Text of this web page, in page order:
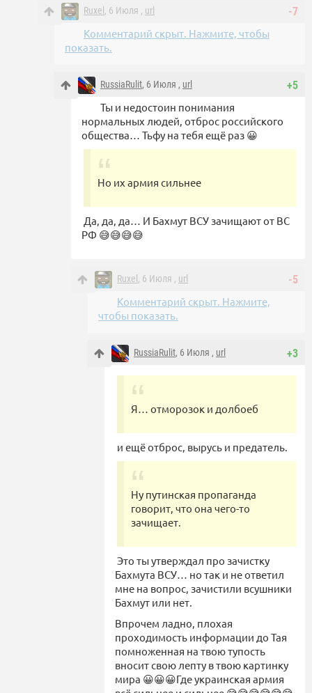
-7
Ruxel , 6 Июля , url
Комментарий скрыт. Нажмите, чтобы
показать.
+5
RussiaRulit, 6 Июля , url
Ты и недостоин понимания
нормальных людей, отброс российского
общества… Тьфу на тебя ещё раз 😀
Но их армия сильнее
Да, да, да… И Бахмут ВСУ зачищают от ВС
РФ 😅😅😅😅
-5
Ruxel , 6 Июля , url
Комментарий скрыт. Нажмите,
чтобы показать.
+3
RussiaRulit, 6 Июля , url
Я… отморозок и долбоеб
и ещё отброс, вырусь и предатель.
Ну путинская пропаганда
говорит, что она чего-то
зачищает.
Это ты утверждал про зачистку
Бахмута ВСУ… но так и не ответил
мне на вопрос, зачистили всушники
Бахмут или нет.
Впрочем ладно, плохая
проходимость информации до Тая
помноженная на твою тупость
вносит свою лепту в твою картинку
мира 😀😀😀Где украинская армия